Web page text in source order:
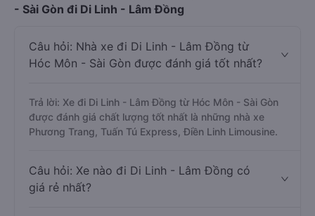
- Sài Gòn đi Di Linh - Lâm Đồng
Câu hỏi: Nhà xe đi Di Linh - Lâm Đồng từ
Hóc Môn - Sài Gòn được đánh giá tốt nhất?
Trả lời: Xe đi Di Linh - Lâm Đồng từ Hóc Môn - Sài Gòn
được đánh giá chất lượng tốt nhất là những nhà xe
Phương Trang, Tuấn Tú Express, Điền Linh Limousine.
Câu hỏi: Xe nào đi Di Linh - Lâm Đồng có
giá rẻ nhất?